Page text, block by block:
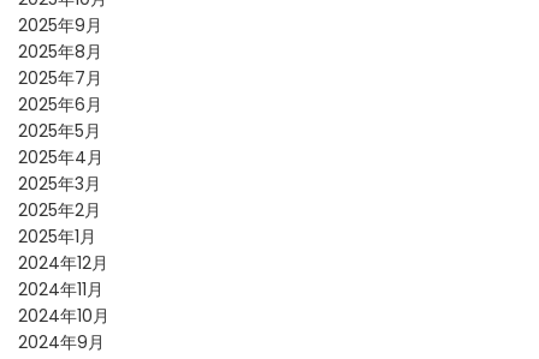
2025年9月
2025年8月
2025年7月
2025年6月
2025年5月
2025年4月
2025年3月
2025年2月
2025年1月
2024年12月
2024年11月
2024年10月
2024年9月